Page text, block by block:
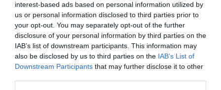
interest-based ads based on personal information utilized by
us or personal information disclosed to third parties prior to
your opt-out. You may separately opt-out of the further
disclosure of your personal information by third parties on the
IAB’s list of downstream participants. This information may
also be disclosed by us to third parties on the IAB’s List of
Downstream Participants that may further disclose it to other
12 jan 2023
nånting
jag kommer
Rapportera
25 maj 2021
Anna-Carin Aldén
Hej alla!
Jag har 1 par svarta Nike fotbollsstrumpor stl.35/36 om